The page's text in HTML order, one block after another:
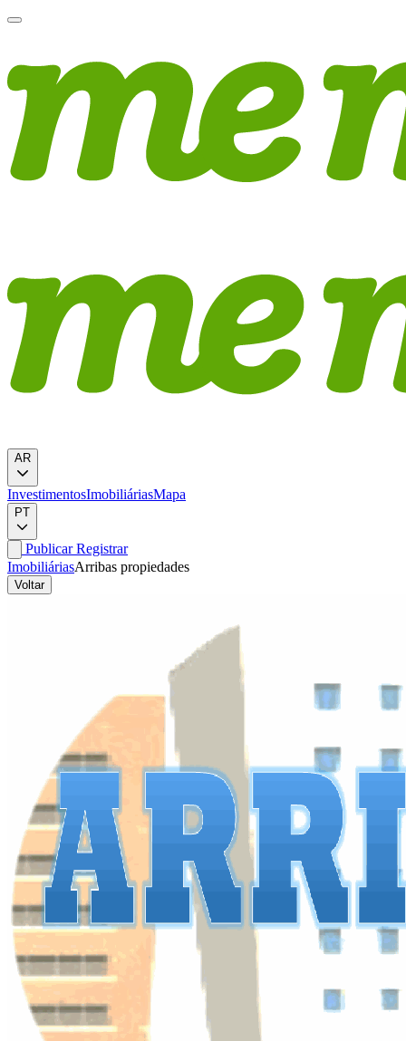
AR
InvestimentosImobiliáriasMapa
PT
PublicarRegistrar
ImobiliáriasArribas propiedades
Voltar